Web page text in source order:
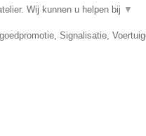
Wij kunnen u helpen bij ▼
Signalisatie,